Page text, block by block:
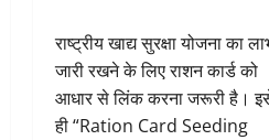
राष्ट्रीय खाद्य सुरक्षा योजना का
जारी रखने के लिए राशन कार्ड को
आधार से लिंक करना जरूरी है।
ही “Ration Card Seeding